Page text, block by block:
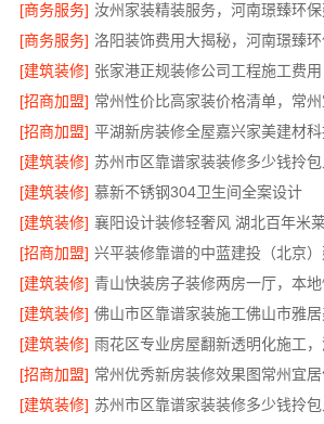
[商务服务]
[商务服务]
[建筑装修]
[招商加盟]
[招商加盟] 平湖新房装修全屋嘉兴家美建材
[建筑装修]
[建筑装修] 慕新不锈钢304卫生间全案设计
[建筑装修]
[招商加盟]
[建筑装修] 青山快装房子装修两房一厅，本
[建筑装修]
[建筑装修]
[招商加盟] 常州优秀新房装修效果图常州宜居
[建筑装修]